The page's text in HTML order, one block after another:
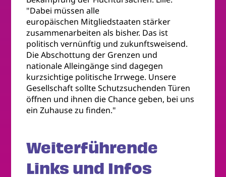
"Dabei müssen alle
europäischen Mitgliedstaaten stärker
zusammenarbeiten als bisher. Das ist
politisch vernünftig und zukunftsweisend.
Die Abschottung der Grenzen und
nationale Alleingänge sind dagegen
kurzsichtige politische Irrwege. Unsere
Gesellschaft sollte Schutzsuchenden Türen
öffnen und ihnen die Chance geben, bei uns
ein Zuhause zu finden."
Weiterführende
Links und Infos